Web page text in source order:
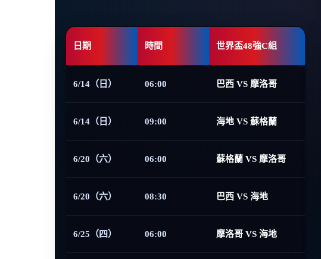
日期 時間 世界盃48強C組
6/14（日） 06:00 巴西 VS 摩洛哥
6/14（日） 09:00 海地 VS 蘇格蘭
6/20（六） 06:00 蘇格蘭 VS 摩洛哥
6/20（六） 08:30 巴西 VS 海地
6/25（四） 06:00 摩洛哥 VS 海地